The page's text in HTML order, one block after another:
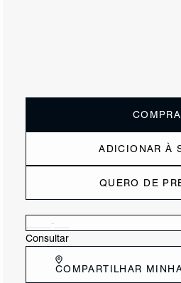
ADICIONAR À
QUERO DE
Consultar
COMPARTILHAR